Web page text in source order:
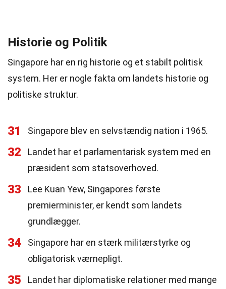
Historie og Politik
Singapore har en rig historie og et stabilt politisk
system. Her er nogle fakta om landets historie og
politiske struktur.
31 Singapore blev en selvstændig nation i 1965.
32
Landet har et parlamentarisk system med en
præsident som statsoverhoved.
33
Lee Kuan Yew, Singapores første
premierminister, er kendt som landets
grundlægger.
34
Singapore har en stærk militærstyrke og
obligatorisk værnepligt.
35
Landet har diplomatiske relationer med mange